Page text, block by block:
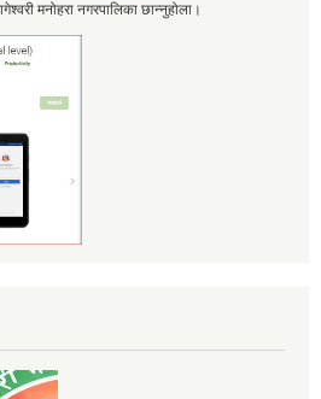
मनोहरा नगरपालिका छान्नुहोला।